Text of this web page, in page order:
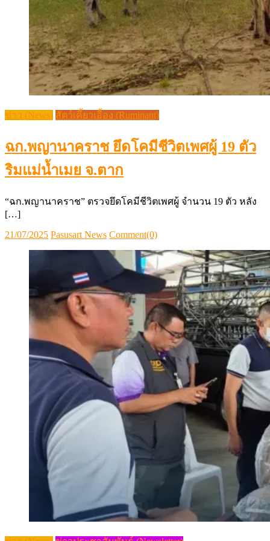
ข่าว (News) สัตว์เคี้ยวเอื้อง (Ruminant)
ฉก.พญานาคราช ยึดโคมีชีวิตเพศผู้ 19 ตัว
ริมแม่น้ำเมย จ.ตาก
“ฉก.พญานาคราช” ตรวจยึดโคมีชีวิตเพศผู้ จำนวน 19 ตัว หลัง
[…]
Posted
21/07/2025 Author
Pasusart News Comment(0)